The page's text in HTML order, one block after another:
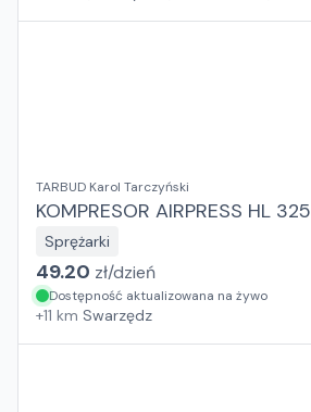
TARBUD Karol Tarczyński
KOMPRESOR AIRPRESS HL
Sprężarki
49.20 zł/dzień
Dostępność aktualizowana na żywo
+11 km Swarzędz